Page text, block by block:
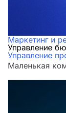
Маркетинг и
Управление
Управление
Маленькая